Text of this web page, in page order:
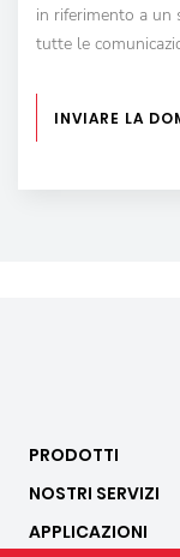
in riferimento a un
tutte le
INVIARE LA
PRODOTTI
NOSTRI SERVIZI
APPLICAZIONI